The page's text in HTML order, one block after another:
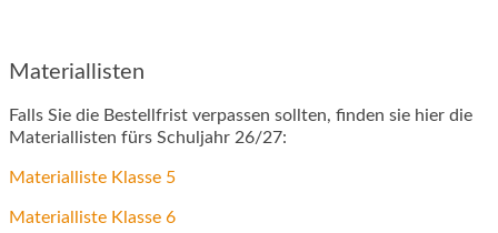
Materiallisten
Falls Sie die Bestellfrist verpassen sollten, finden sie hier die
Materiallisten fürs Schuljahr 26/27:
Materialliste Klasse 5
Materialliste Klasse 6